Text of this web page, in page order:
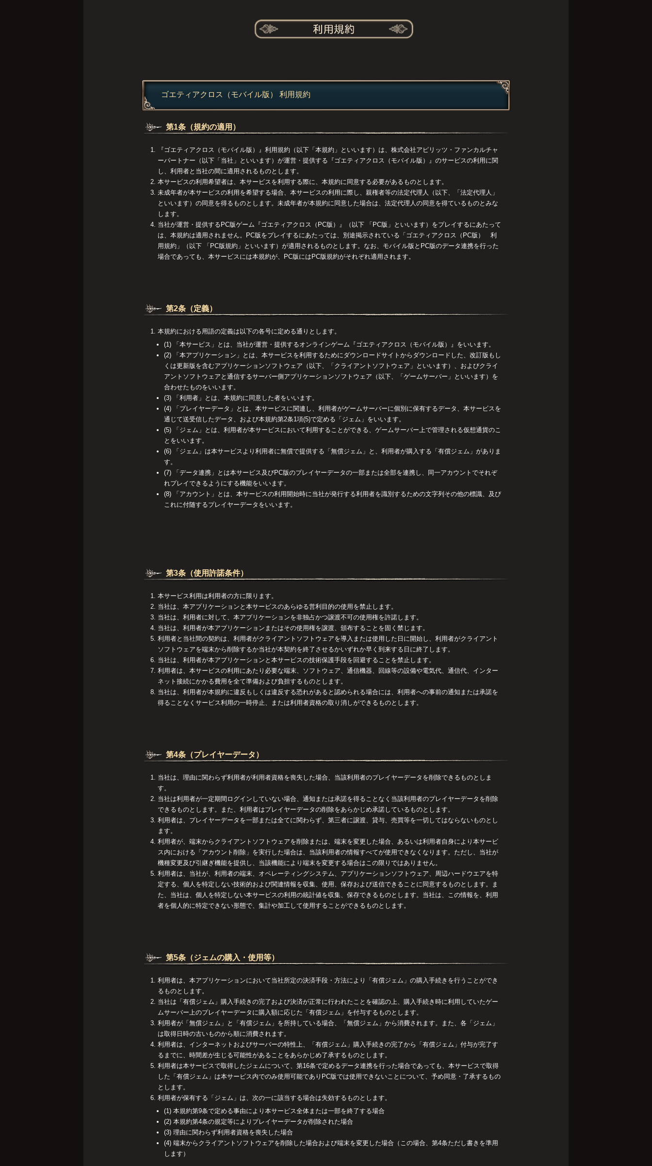
ゴエティアクロス（モバイル版） 利用規約
第1条（規約の適用）
『ゴエティアクロス（モバイル版）』利用規約（以下「本規約」といいます）は、株式会社アピリッツ・ファンカルチャ
ーパートナー（以下「当社」といいます）が運営・提供する『ゴエティアクロス（モバイル版）』のサービスの利用に関
し、利用者と当社の間に適用されるものとします。
本サービスの利用希望者は、本サービスを利用する際に、本規約に同意する必要があるものとします。
未成年者が本サービスの利用を希望する場合、本サービスの利用に際し、親権者等の法定代理人（以下、「法定代理人」
といいます）の同意を得るものとします。未成年者が本規約に同意した場合は、法定代理人の同意を得ているものとみな
します。
当社が運営・提供するPC版ゲーム『ゴエティアクロス（PC版）』（以下 「PC版」といいます）をプレイするにあたって
は、本規約は適用されません。PC版をプレイするにあたっては、別途掲示されている「ゴエティアクロス（PC版） 利
用規約」（以下 「PC版規約」といいます）が適用されるものとします。なお、モバイル版とPC版のデータ連携を行った
場合であっても、本サービスには本規約が、PC版にはPC版規約がそれぞれ適用されます。
第2条（定義）
本規約における用語の定義は以下の各号に定める通りとします。
(1) 「本サービス」とは、当社が運営・提供するオンラインゲーム『ゴエティアクロス（モバイル版）』をいいます。
(2) 「本アプリケーション」とは、本サービスを利用するためにダウンロードサイトからダウンロードした、改訂版もし
くは更新版を含むアプリケーションソフトウェア（以下、「クライアントソフトウェア」といいます）、およびクライ
アントソフトウェアと通信するサーバー側アプリケーションソフトウェア（以下、「ゲームサーバー」といいます）を
合わせたものをいいます。
(3) 「利用者」とは、本規約に同意した者をいいます。
(4) 「プレイヤーデータ」とは、本サービスに関連し、利用者がゲームサーバーに個別に保有するデータ、本サービスを
通じて送受信したデータ、および本規約第2条1項(5)で定める「ジェム」をいいます。
(5) 「ジェム」とは、利用者が本サービスにおいて利用することができる、ゲームサーバー上で管理される仮想通貨のこ
とをいいます。
(6) 「ジェム」は本サービスより利用者に無償で提供する「無償ジェム」と、利用者が購入する「有償ジェム」がありま
す。
(7) 「データ連携」とは本サービス及びPC版のプレイヤーデータの一部または全部を連携し、同一アカウントでそれぞ
れプレイできるようにする機能をいいます。
(8) 「アカウント」とは、本サービスの利用開始時に当社が発行する利用者を識別するための文字列その他の標識、及び
これに付随するプレイヤーデータをいいます。
第3条（使用許諾条件）
本サービス利用は利用者の方に限ります。
当社は、本アプリケーションと本サービスのあらゆる営利目的の使用を禁止します。
当社は、利用者に対して、本アプリケーションを非独占かつ譲渡不可の使用権を許諾します。
当社は、利用者が本アプリケーションまたはその使用権を譲渡、頒布することを固く禁じます。
利用者と当社間の契約は、利用者がクライアントソフトウェアを導入または使用した日に開始し、利用者がクライアント
ソフトウェアを端末から削除するか当社が本契約を終了させるかいずれか早く到来する日に終了します。
当社は、利用者が本アプリケーションと本サービスの技術保護手段を回避することを禁止します。
利用者は、本サービスの利用にあたり必要な端末、ソフトウェア、通信機器、回線等の設備や電気代、通信代、インター
ネット接続にかかる費用を全て準備および負担するものとします。
当社は、利用者が本規約に違反もしくは違反する恐れがあると認められる場合には、利用者への事前の通知または承諾を
得ることなくサービス利用の一時停止、または利用者資格の取り消しができるものとします。
第4条（プレイヤーデータ）
当社は、理由に関わらず利用者が利用者資格を喪失した場合、当該利用者のプレイヤーデータを削除できるものとしま
す。
当社は利用者が一定期間ログインしていない場合、通知または承諾を得ることなく当該利用者のプレイヤーデータを削除
できるものとします。また、利用者はプレイヤーデータの削除をあらかじめ承諾しているものとします。
利用者は、プレイヤーデータを一部または全てに関わらず、第三者に譲渡、貸与、売買等を一切してはならないものとし
ます。
利用者が、端末からクライアントソフトウェアを削除または、端末を変更した場合、あるいは利用者自身により本サービ
ス内における「アカウント削除」を実行した場合は、当該利用者の情報すべてが使用できなくなります。ただし、当社が
機種変更及び引継ぎ機能を提供し、当該機能により端末を変更する場合はこの限りではありません。
利用者は、当社が、利用者の端末、オペレーティングシステム、アプリケーションソフトウェア、周辺ハードウエアを特
定する、個人を特定しない技術的および関連情報を収集、使用、保存および送信できることに同意するものとします。ま
た、当社は、個人を特定しない本サービスの利用の統計値を収集、保存できるものとします。当社は、この情報を、利用
者を個人的に特定できない形態で、集計や加工して使用することができるものとします。
第5条（ジェムの購入・使用等）
利用者は、本アプリケーションにおいて当社所定の決済手段・方法により「有償ジェム」の購入手続きを行うことができ
るものとします。
当社は「有償ジェム」購入手続きの完了および決済が正常に行われたことを確認の上、購入手続き時に利用していたゲー
ムサーバー上のプレイヤーデータに購入額に応じた「有償ジェム」を付与するものとします。
利用者が「無償ジェム」と「有償ジェム」を所持している場合、「無償ジェム」から消費されます。また、各「ジェム」
は取得日時の古いものから順に消費されます。
利用者は、インターネットおよびサーバーの特性上、「有償ジェム」購入手続きの完了から「有償ジェム」付与が完了す
るまでに、時間差が生じる可能性があることをあらかじめ了承するものとします。
利用者は本サービスで取得したジェムについて、第16条で定めるデータ連携を行った場合であっても、本サービスで取得
した「有償ジェム」は本サービス内でのみ使用可能でありPC版では使用できないことについて、予め同意・了承するもの
とします。
利用者が保有する「ジェム」は、次の一に該当する場合は失効するものとします。
(1) 本規約第9条で定める事由により本サービス全体または一部を終了する場合
(2) 本規約第4条の規定等によりプレイヤーデータが削除された場合
(3) 理由に関わらず利用者資格を喪失した場合
(4) 端末からクライアントソフトウェアを削除した場合および端末を変更した場合（この場合、第4条ただし書きを準用
します）